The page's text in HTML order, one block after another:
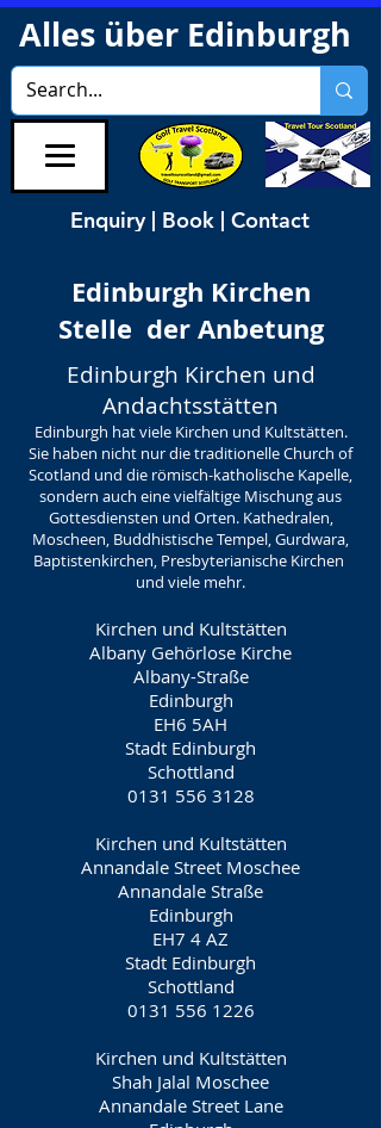
Alles über Edinburgh
Enquiry | Book | Contact
Edinburgh Kirchen
Stelle der Anbetung
Edinburgh Kirchen und
Andachtsstätten
Edinburgh hat viele Kirchen und Kultstätten.
Sie haben nicht nur die traditionelle Church of
Scotland und die römisch-katholische Kapelle,
sondern auch eine vielfältige Mischung aus
Gottesdiensten und Orten. Kathedralen,
Moscheen, Buddhistische Tempel, Gurdwara,
Baptistenkirchen, Presbyterianische Kirchen
und viele mehr.
Kirchen und Kultstätten
Albany Gehörlose Kirche
Albany-Straße
Edinburgh
EH6 5AH
Stadt Edinburgh
Schottland
0131 556 3128
Kirchen und Kultstätten
Annandale Street Moschee
Annandale Straße
Edinburgh
EH7 4 AZ
Stadt Edinburgh
Schottland
0131 556 1226
Kirchen und Kultstätten
Shah Jalal Moschee
Annandale Street Lane